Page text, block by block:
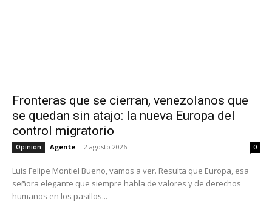
Fronteras que se cierran, venezolanos que
se quedan sin atajo: la nueva Europa del
control migratorio
Opinion Agente - 2 agosto 2026 0
Luis Felipe Montiel Bueno, vamos a ver. Resulta que Europa, esa
señora elegante que siempre habla de valores y de derechos
humanos en los pasillos...